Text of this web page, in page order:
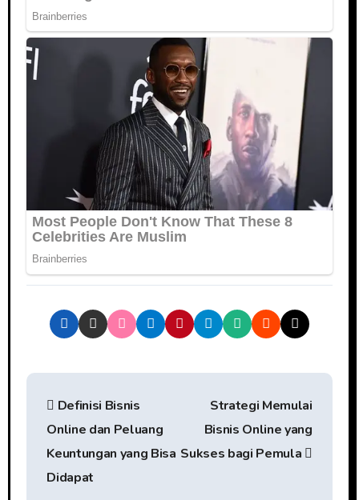
N
Definisi Bisnis
Online dan Peluang
Keuntungan yang Bisa
Didapat
Strategi Memulai
Bisnis Online yang
Sukses bagi Pemula